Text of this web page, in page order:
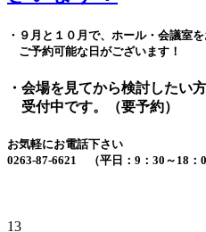
・９月と１０月で、ホール・会議室を
ご予約可能な日がございます！
・会場を見てから検討したい
受付中です。（要予約）
お気軽にお電話下さい
0263-87-6621 （平日：9：30～18：
13